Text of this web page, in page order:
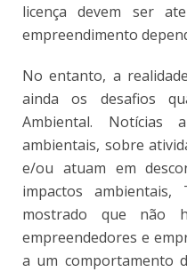
licença devem ser
empreendimento
No entanto, a
ainda os desafios
Ambiental. Notícias
ambientais, sobre
e/ou atuam em
impactos
mostrado que não
empreendedores e
a um comportamento